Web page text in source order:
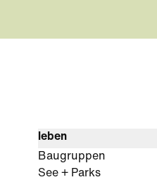
leben
Baugruppen
See + Parks